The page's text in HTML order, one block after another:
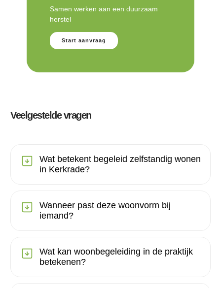
Samen werken aan een duurzaam
herstel
Start aanvraag
Veelgestelde vragen
Wat betekent begeleid zelfstandig wonen
in Kerkrade?
Wanneer past deze woonvorm bij
iemand?
Wat kan woonbegeleiding in de praktijk
betekenen?